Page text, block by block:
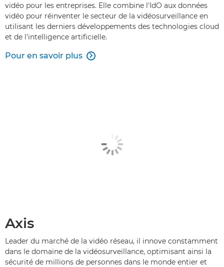
vidéo pour les entreprises. Elle combine l'IdO aux données
vidéo pour réinventer le secteur de la vidéosurveillance en
utilisant les derniers développements des technologies cloud
et de l'intelligence artificielle.
Pour en savoir plus 
Axis
Leader du marché de la vidéo réseau, il innove constamment
dans le domaine de la vidéosurveillance, optimisant ainsi la
sécurité de millions de personnes dans le monde entier et